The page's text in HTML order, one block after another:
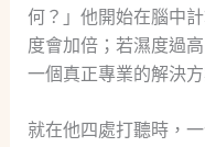
何？」他開始在腦中
度會加倍；若濕度過
一個真正專業的解決方
就在他四處打聽時，